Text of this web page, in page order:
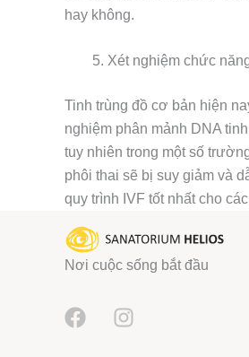
hay không.
Xét nghiệm chức
Tinh trùng đồ cơ bản hiện
nghiệm phân mảnh DNA
tuy nhiên trong một số
phôi thai sẽ bị suy giảm và
quy trình IVF tốt nhất cho
Nơi cuộc sống bắt đầu